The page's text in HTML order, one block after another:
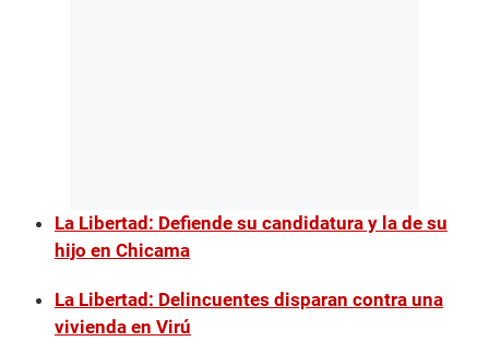
La Libertad: Defiende su candidatura y la de su
hijo en Chicama
La Libertad: Delincuentes disparan contra una
vivienda en Virú